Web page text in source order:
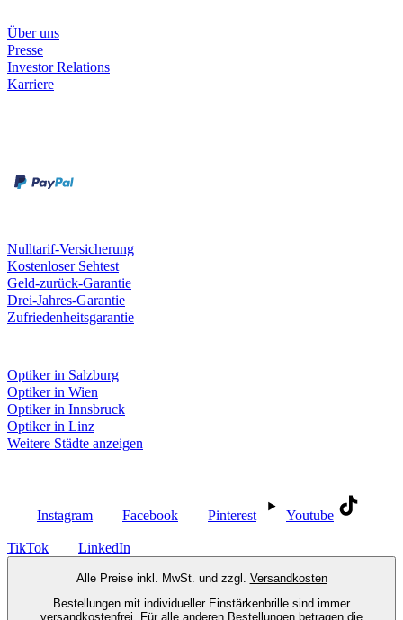
Über uns
Presse
Investor Relations
Karriere
Nulltarif-Versicherung
Kostenloser Sehtest
Geld-zurück-Garantie
Drei-Jahres-Garantie
Zufriedenheitsgarantie
Optiker in Salzburg
Optiker in Wien
Optiker in Innsbruck
Optiker in Linz
Weitere Städte anzeigen
Instagram Facebook Pinterest Youtube
TikTok LinkedIn
Alle Preise inkl. MwSt. und zzgl. Versandkosten
Bestellungen mit individueller Einstärkenbrille sind immer
versandkostenfrei. Für alle anderen Bestellungen betragen die